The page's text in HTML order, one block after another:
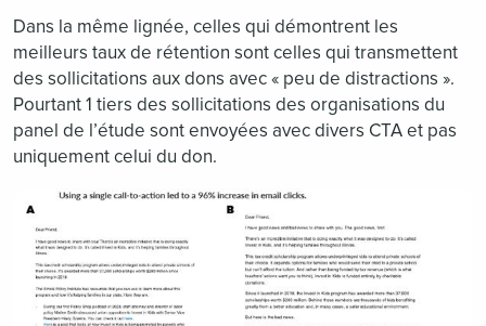
Dans la même lignée, celles qui démontrent les
meilleurs taux de rétention sont celles qui transmettent
des sollicitations aux dons avec « peu de distractions ».
Pourtant 1 tiers des sollicitations des organisations du
panel de l’étude sont envoyées avec divers CTA et pas
uniquement celui du don.